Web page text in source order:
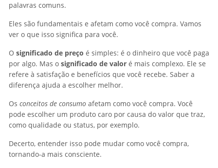
palavras comuns.
Eles são fundamentais e afetam como você compra. Vamos
ver o que isso significa para você.
O significado de preço é simples: é o dinheiro que você paga
por algo. Mas o significado de valor é mais complexo. Ele se
refere à satisfação e benefícios que você recebe. Saber a
diferença ajuda a escolher melhor.
Os conceitos de consumo afetam como você compra. Você
pode escolher um produto caro por causa do valor que traz,
como qualidade ou status, por exemplo.
Decerto, entender isso pode mudar como você compra,
tornando-a mais consciente.